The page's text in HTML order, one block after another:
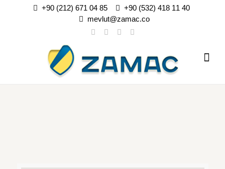
+90 (212) 671 04 85
+90 (532) 418 11 40
mevlut@zamac.co